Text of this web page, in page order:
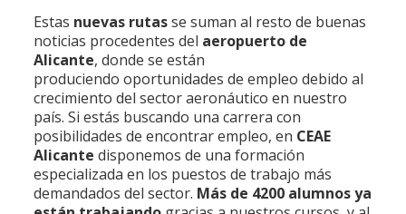
Estas nuevas rutasse suman al resto de buenas
noticias procedentes del aeropuerto de
Alicante, donde se están
produciendo oportunidades de empleo debido al
crecimiento del sector aeronáutico en nuestro
país. Si estás buscando una carrera con
posibilidades de encontrar empleo, en CEAE
Alicante disponemos de una formación
especializada en los puestos de trabajo más
demandados del sector. Más de 4200 alumnos ya